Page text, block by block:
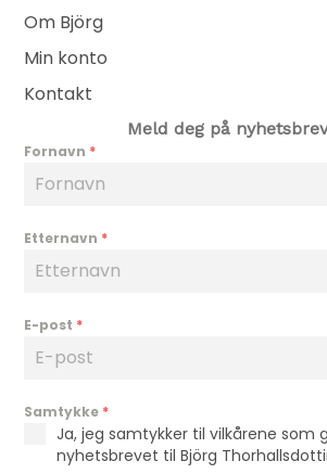
Om Björg
Min konto
Kontakt
Meld deg på
Fornavn *
Etternavn *
E-post *
Samtykke *
Ja, jeg samtykker til vilkårene som
nyhetsbrevet til Björg